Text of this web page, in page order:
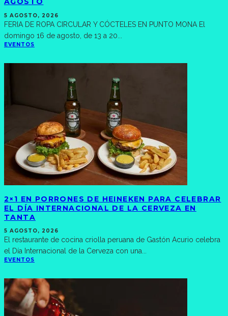
5 AGOSTO, 2026
FERIA DE ROPA CIRCULAR Y CÓCTELES EN PUNTO MONA El
domingo 16 de agosto, de 13 a 20
EVENTOS
2×1 EN PORRONES DE HEINEKEN PARA CELEBRAR
EL DÍA INTERNACIONAL DE LA CERVEZA EN
TANTA
5 AGOSTO, 2026
El restaurante de cocina criolla peruana de Gastón Acurio celebra
el Día Internacional de la Cerveza con una...
EVENTOS